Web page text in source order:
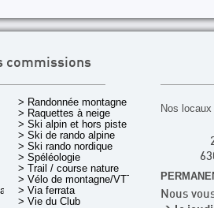
commissions
> Randonnée montagne
> Raquettes à neige
> Ski alpin et hors piste
> Ski de rando alpine
> Ski rando nordique
> Spéléologie
> Trail / course nature
> Vélo de montagne/VTT
> Via ferrata
> Vie du Club
Nos
Nous